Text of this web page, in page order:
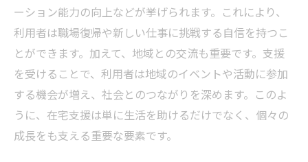
ーション能力の向上などが挙げられます。これにより、
利用者は職場復帰や新しい仕事に挑戦する自信を持つこ
とができます。加えて、地域との交流も重要です。支援
を受けることで、利用者は地域のイベントや活動に参加
する機会が増え、社会とのつながりを深めます。このよ
うに、在宅支援は単に生活を助けるだけでなく、個々の
成長をも支える重要な要素です。